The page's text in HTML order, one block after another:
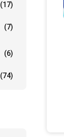
(17)
(7)
(6)
(74)